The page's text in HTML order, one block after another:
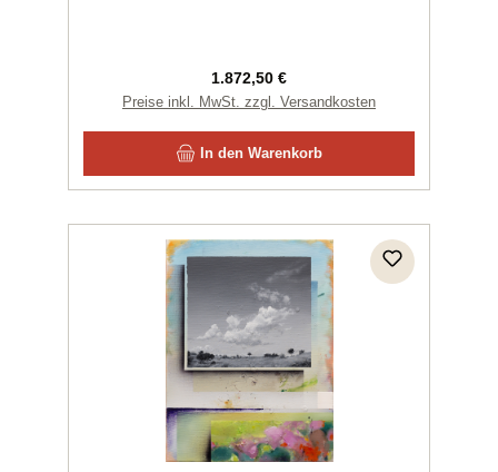
Regulärer Preis:
1.872,50 €
Preise inkl. MwSt. zzgl. Versandkosten
In den Warenkorb